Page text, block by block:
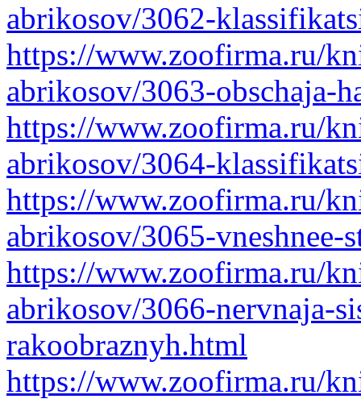
abrikosov/3062-
https://www.zoofirma.ru/
abrikosov/3063-obschaja-
https://www.zoofirma.ru/
abrikosov/3064-
https://www.zoofirma.ru/
abrikosov/3065-
https://www.zoofirma.ru/
abrikosov/3066-nervnaja-
rakoobraznyh.html
https://www.zoofirma.ru/